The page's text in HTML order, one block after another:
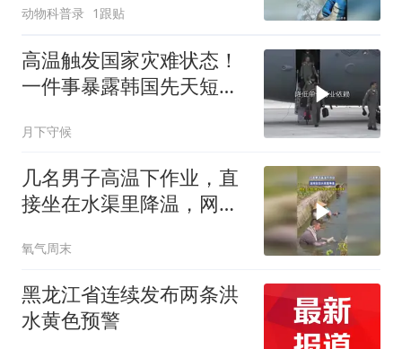
动物科普录 1跟贴
高温触发国家灾难状态！
一件事暴露韩国先天短
月下守候
几名男子高温下作业，直
接坐在水渠里降温，网
了父亲的身影
氧气周末
黑龙江省连续发布两条洪
水黄色预警